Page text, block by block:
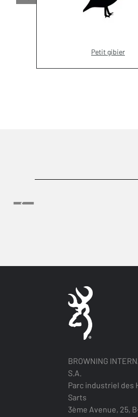
Petit gibier
BROWNING
S.A.
Parc industriel des
Sarts
3ème Avenue, 25,